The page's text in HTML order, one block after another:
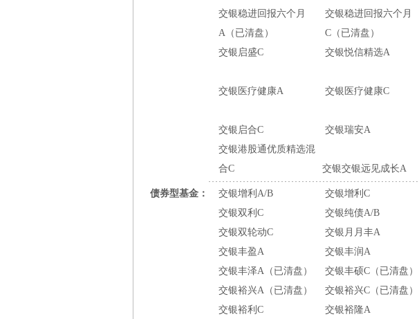
交银稳进回报六个月
A（已清盘）
交银稳进回报六个月
C（已清盘）
交银启盛C
交银悦信精选A
交银医疗健康A 交银医疗健康C
交银启合C 交银瑞安A
交银港股通优质精选混
合C
交银交银远见成长A
债券型基金： 交银增利A/B 交银增利C
交银双利C
交银纯债A/B
交银双轮动C
交银月月丰A
交银丰盈A
交银丰润A
交银丰泽A（已清盘）
交银丰硕C（已清盘）
交银裕兴A（已清盘）
交银裕兴C（已清盘）
交银裕利C
交银裕隆A